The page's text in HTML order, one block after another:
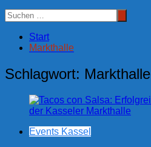
Start
Markthalle
Schlagwort: Markthalle
Events Kassel